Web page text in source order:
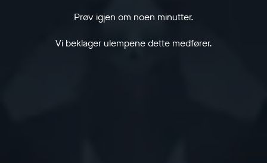
Prøv igjen om noen minutter.
Vi beklager ulempene dette medfører.